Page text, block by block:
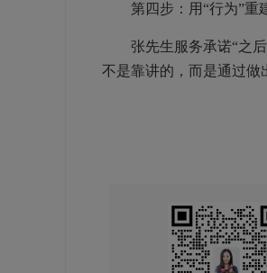
第四步：用“行为”重
张先生服务承诺“之后
不是靠讲的，而是通过做